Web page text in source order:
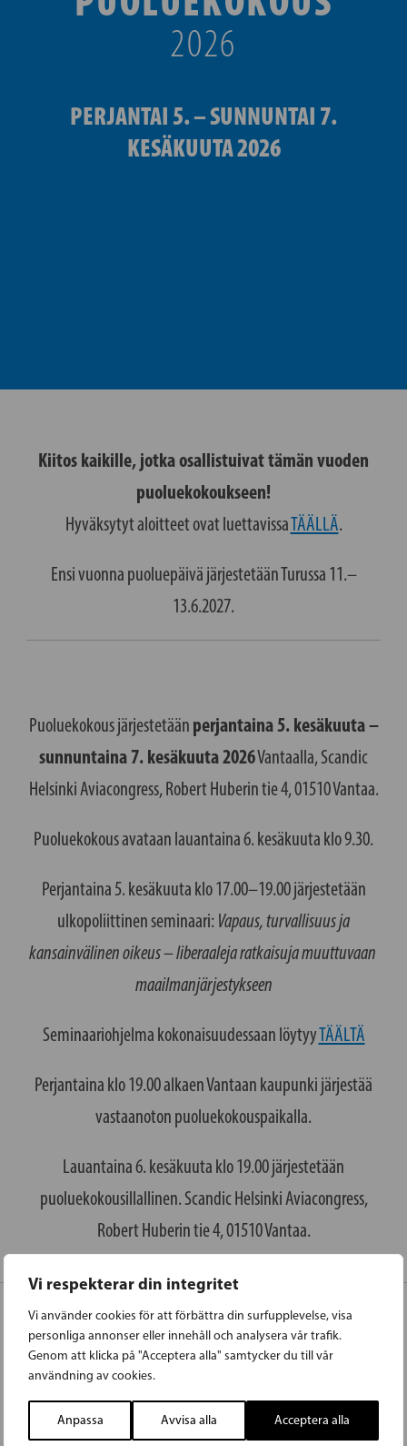
Vi respekterar din integritet
Vi använder cookies för att förbättra din surfupplevelse, visa
personliga annonser eller innehåll och analysera vår trafik.
Genom att klicka på "Acceptera alla" samtycker du till vår
användning av cookies.
Anpassa Avvisa alla Acceptera alla
2026
PERJANTAI 5. – SUNNUNTAI 7.
KESÄKUUTA 2026
Kiitos kaikille, jotka osallistuivat tämän vuoden
puoluekokoukseen!
Hyväksytyt aloitteet ovat luettavissaTÄÄLLÄ.
Ensi vuonna puoluepäivä järjestetään Turussa 11.–
13.6.2027.
Puoluekokous järjestetäänperjantaina 5. kesäkuuta –
sunnuntaina 7. kesäkuuta 2026Vantaalla, Scandic
Helsinki Aviacongress, Robert Huberin tie 4, 01510 Vantaa.
Puoluekokous avataan lauantaina 6. kesäkuuta klo 9.30.
Perjantaina 5. kesäkuuta klo 17.00–19.00 järjestetään
ulkopoliittinen seminaari: Vapaus, turvallisuus ja
kansainvälinen oikeus – liberaaleja ratkaisuja muuttuvaan
maailmanjärjestykseen
Seminaariohjelma kokonaisuudessaan löytyyTÄÄLTÄ
Perjantaina klo 19.00 alkaen Vantaan kaupunki järjestää
vastaanoton puoluekokouspaikalla.
Lauantaina 6. kesäkuuta klo 19.00 järjestetään
puoluekokousillallinen. Scandic Helsinki Aviacongress,
Robert Huberin tie 4, 01510 Vantaa.
ILMOITTAUTUMINEN
paikallisjärjestöjen puheenjohtajille viikolla